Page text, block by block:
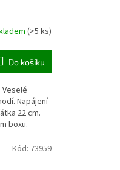
(>5 ks)
Do košíku
Napájení
22 cm.
boxu.
Kód: 73959